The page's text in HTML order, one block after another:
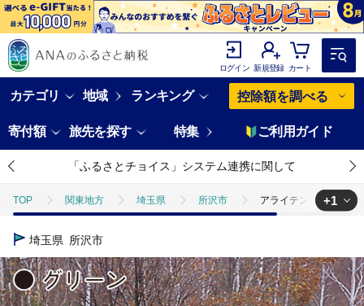
ログイン 新規登録 カート
カテゴリ 地域 ランキング 控除額を調べる
寄付額 旅先を探す 特集 ご利用ガイド
「ふるさとチョイス」システム連携に関して
TOP 関東地方 埼玉県 所沢市 アライテント エアライ
TOP
+1
埼玉県 所沢市